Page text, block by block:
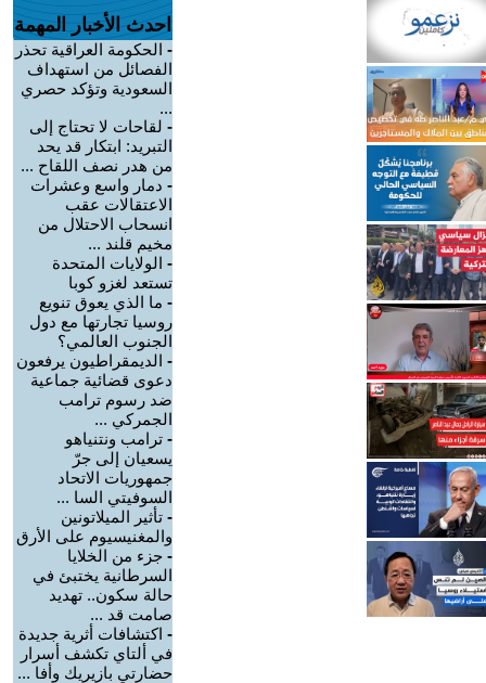
احدث الأخبار المهمة
- الحكومة العراقية تحذر
الفصائل من استهداف
السعودية وتؤكد حصري
...
- لقاحات لا تحتاج إلى
التبريد: ابتكار قد يحد
من هدر نصف اللقاح ...
- دمار واسع وعشرات
الاعتقالات عقب
انسحاب الاحتلال من
مخيم قلند ...
- الولايات المتحدة
تستعد لغزو كوبا
- ما الذي يعوق تنويع
روسيا تجارتها مع دول
الجنوب العالمي؟
- الديمقراطيون يرفعون
دعوى قضائية جماعية
ضد رسوم ترامب
الجمركي ...
- ترامب ونتنياهو
يسعيان إلى جرّ
جمهوريات الاتحاد
السوفيتي السا ...
- تأثير الميلاتونين
والمغنيسيوم على الأرق
- جزء من الخلايا
السرطانية يختبئ في
حالة سكون.. تهديد
صامت قد ...
- اكتشافات أثرية جديدة
في ألتاي تكشف أسرار
حضارتي بازيريك وأفا ...